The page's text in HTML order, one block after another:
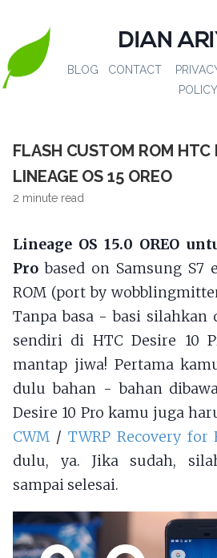
DIAN
BLOG CONTACT
POLICY
FLASH CUSTOM ROM HTC
LINEAGE OS 15 OREO
2 minute read
Lineage OS 15.0 OREO
Pro based on Samsung S7
ROM (port by
Tanpa basa - basi silahkan
sendiri di HTC Desire 10
mantap jiwa! Pertama
dulu bahan - bahan
Desire 10 Pro kamu juga
CWM / TWRP Recovery for
dulu, ya. Jika sudah,
sampai selesai.